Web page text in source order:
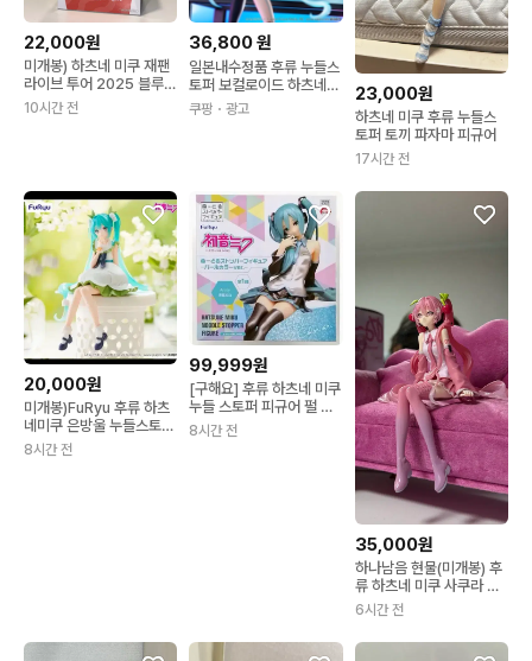
22,000원
미개봉) 하츠네 미쿠 재팬
라이브 투어 2025 블루밍
미쿠 누들스토퍼 피규어
10시간 전
36,800원
일본내수정품 후류 누들스
토퍼 보컬로이드 하츠네
미쿠 러브 블레이저 피규
어 1개
쿠팡 ・광고
23,000원
하츠네 미쿠 후류 누들스
토퍼 토끼 파자마 피규어
17시간 전
20,000원
미개봉)FuRyu 후류 하츠
네미쿠 은방울 누들스토퍼
피규어
8시간 전
99,999원
[구해요] 후류 하츠네 미쿠
누들 스토퍼 피규어 펄 컬
러 ver
8시간 전
35,000원
하나남음 현물(미개봉) 후
류 하츠네 미쿠 사쿠라 미
쿠 2026 누들스토퍼 피규
6시간 전